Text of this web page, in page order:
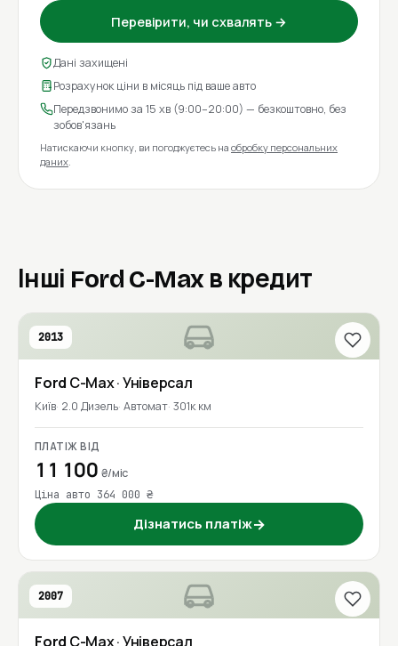
Перевірити, чи схвалять →
Дані захищені
Розрахунок ціни в місяць під ваше авто
Передзвонимо за 15 хв (9:00–20:00) — безкоштовно, без
зобов'язань
Натискаючи кнопку, ви погоджуєтесь на обробку персональних
даних.
Інші Ford C-Max в кредит
2013
Ford C-Max· Універсал
Київ 2.0 Дизель Автомат 301к км
ПЛАТІЖ ВІД
11 100 ₴/міс
Ціна авто 364 000 ₴
Дізнатись платіж→
2007
Ford C-Max· Універсал